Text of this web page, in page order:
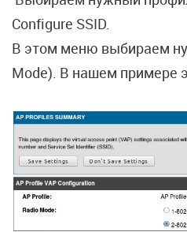
Configure SSID.
В этом меню выбираем
Mode). В нашем примере